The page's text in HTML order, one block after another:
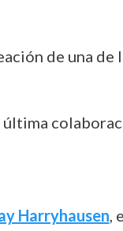
de una de
Harryhausen,